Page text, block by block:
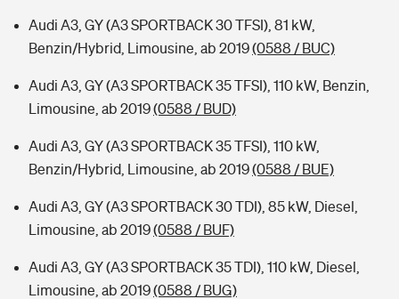
Audi A3, GY (A3 SPORTBACK 30 TFSI), 81 kW,
Benzin/Hybrid, Limousine, ab 2019(0588 / BUC)
Audi A3, GY (A3 SPORTBACK 35 TFSI), 110 kW, Benzin,
Limousine, ab 2019(0588 / BUD)
Audi A3, GY (A3 SPORTBACK 35 TFSI), 110 kW,
Benzin/Hybrid, Limousine, ab 2019(0588 / BUE)
Audi A3, GY (A3 SPORTBACK 30 TDI), 85 kW, Diesel,
Limousine, ab 2019(0588 / BUF)
Audi A3, GY (A3 SPORTBACK 35 TDI), 110 kW, Diesel,
Limousine, ab 2019(0588 / BUG)